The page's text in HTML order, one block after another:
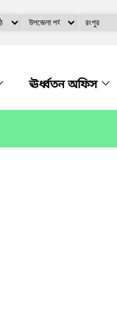
ঊর্ধ্বতন অফিস